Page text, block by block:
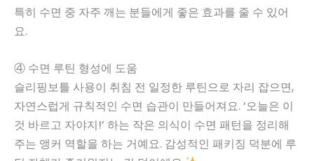
특히 수면 중 자주 깨는 분들에게 좋은 효과를 줄 수 있어
요.
④ 수면 루틴 형성에 도움
슬리핑보틀 사용이 취침 전 일정한 루틴으로 자리 잡으면,
자연스럽게 규칙적인 수면 습관이 만들어져요. ‘오늘은 이
것 바르고 자야지!’ 하는 작은 의식이 수면 패턴을 정리해
주는 앵커 역할을 하는 거예요. 감성적인 패키징 덕분에 루